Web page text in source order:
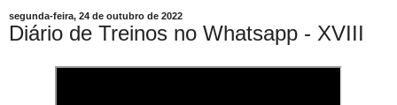
segunda-feira, 24 de outubro de 2022
Diário de Treinos no Whatsapp - XVIII